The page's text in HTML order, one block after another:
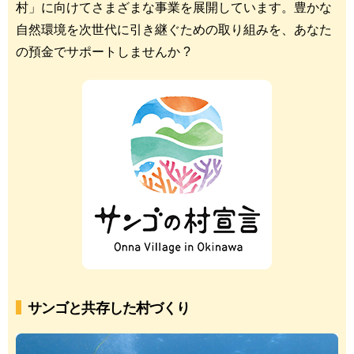
村」に向けてさまざまな事業を展開しています。豊かな
自然環境を次世代に引き継ぐための取り組みを、あなた
の預金でサポートしませんか ?
サンゴと共存した村づくり